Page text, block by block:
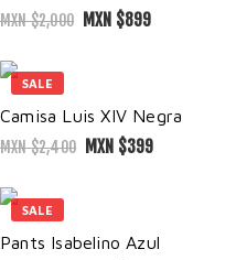
MXN $2,000 MXN $899
SALE
Camisa Luis XIV Negra
MXN $2,400 MXN $399
SALE
Pants Isabelino Azul